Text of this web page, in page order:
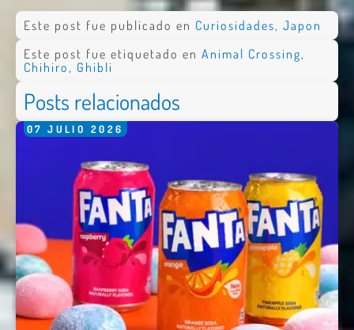
Este post fue publicado en Curiosidades, Japon
Este post fue etiquetado en Animal Crossing,
Chihiro , Ghibli
Posts relacionados
07 JULIO 2026
Nombre *
Email *
Comentario *